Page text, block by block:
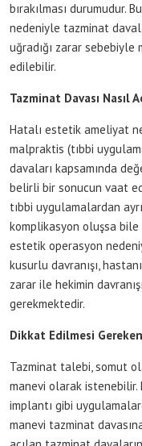
bırakılması durumudur.
nedeniyle tazminat
uğradığı zarar
edilebilir​​.
Tazminat Davası Nasıl
Hatalı estetik ameliyat
malpraktis (tıbbi
davaları kapsamında
belirli bir sonucun vaat
tıbbi uygulamalardan
komplikasyon oluşsa
estetik operasyon
kusurlu davranışı,
zarar ile hekimin
gerekmektedir​​​​​​​​​​.
Dikkat Edilmesi
Tazminat talebi, somut
manevi olarak
implantı gibi
manevi tazminat